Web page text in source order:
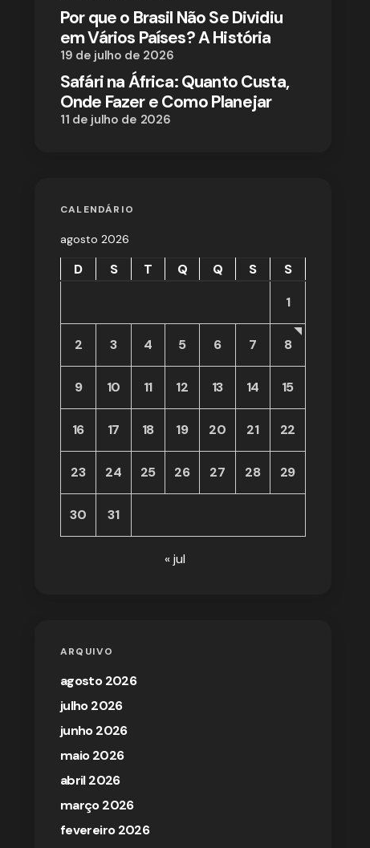
Por que o Brasil Não Se Dividiu
em Vários Países? A História
19 de julho de 2026
Safári na África: Quanto Custa,
Onde Fazer e Como Planejar
11 de julho de 2026
CALENDÁRIO
agosto 2026
D S T Q Q S
S
1
2 3 4 5 6 7 8
9 10 11 12 13 14 15
16 17 18 19 20 21 22
23 24 25 26 27 28 29
30 31
« jul
ARQUIVO
agosto 2026
julho 2026
junho 2026
maio 2026
abril 2026
março 2026
fevereiro 2026